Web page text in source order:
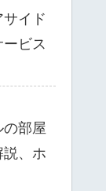
イド
ビス
部屋
、ホ